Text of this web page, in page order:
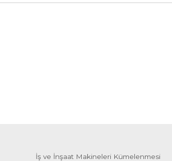
İş ve İnşaat Makineleri Kümelenmesi